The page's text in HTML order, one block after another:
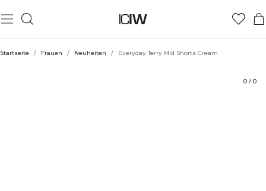
Startseite / Frauen / Neuheiten / Everyday Terry Mid Shorts Cream
0 / 0